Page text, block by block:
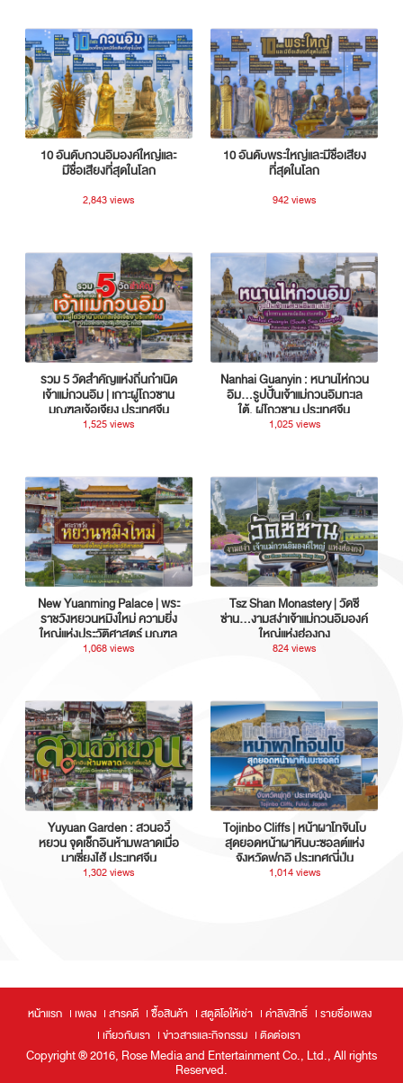
10 อันดับกวนอิมองค์ใหญ่และ
มีชื่อเสียงที่สุดในโลก
2,843 views
10 อันดับพระใหญ่และมีชื่อเสียง
ที่สุดในโลก
942 views
รวม 5 วัดสำคัญแห่งถิ่นกำเนิด
เจ้าแม่กวนอิม | เกาะผู่โถวซาน
มณฑลเจ้อเจียง ประเทศจีน
1,525 views
Nanhai Guanyin : หนานไห่กวน
อิม...รูปปั้นเจ้าแม่กวนอิมทะเล
ใต้, ผู่โถวซาน ประเทศจีน
1,025 views
New Yuanming Palace | พระ
ราชวังหยวนหมิงใหม่ ความยิ่ง
ใหญ่แห่งประวัติศาสตร์ มณฑล
กวางตุ้ง ประเทศจีน
1,068 views
Tsz Shan Monastery | วัดซี
ซ่าน…งามสง่าเจ้าแม่กวนอิมองค์
ใหญ่แห่งฮ่องกง
824 views
Yuyuan Garden : สวนอวี้
หยวน จุดเช็กอินห้ามพลาดเมื่อ
มาเซี่ยงไฮ้ ประเทศจีน
1,302 views
Tojinbo Cliffs | หน้าผาโทจินโบ
สุดยอดหน้าผาหินบะซอลต์แห่ง
จังหวัดฟุกุอิ ประเทศญี่ปุ่น
1,014 views
หน้าแรก เพลง สารคดี ซื้อสินค้า สตูดิโอให้เช่า ค่าลิขสิทธิ์
รายชื่อเพลง
เกี่ยวกับเรา
ข่าวสารและกิจกรรม ติดต่อเรา
Copyright ® 2016, Rose Media and Entertainment Co., Ltd., All rights
Reserved.